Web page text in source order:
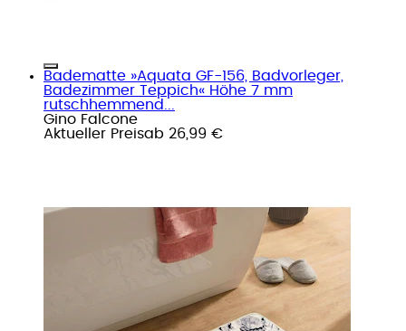
Badematte »Aquata GF-156, Badvorleger,
Badezimmer Teppich« Höhe 7 mm
rutschhemmend...
Gino Falcone
Aktueller Preisab 26,99 €